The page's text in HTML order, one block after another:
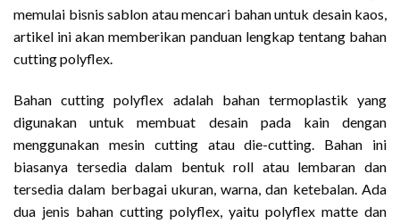
memulai bisnis sablon atau mencari bahan untuk desain kaos,
artikel ini akan memberikan panduan lengkap tentang bahan
cutting polyflex.
Bahan cutting polyflex adalah bahan termoplastik yang
digunakan untuk membuat desain pada kain dengan
menggunakan mesin cutting atau die-cutting. Bahan ini
biasanya tersedia dalam bentuk roll atau lembaran dan
tersedia dalam berbagai ukuran, warna, dan ketebalan. Ada
dua jenis bahan cutting polyflex, yaitu polyflex matte dan